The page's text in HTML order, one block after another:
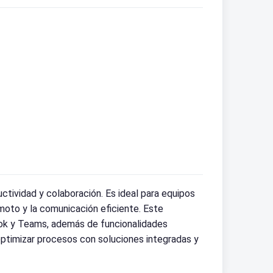
y colaboración. Es ideal para equipos
y la comunicación eficiente. Este
y Teams, además de funcionalidades
procesos con soluciones integradas y